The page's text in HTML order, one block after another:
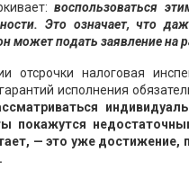
воспользоваться
Это означает, что
может подать заявление на
отсрочки налоговая
исполнения
покажутся
— это уже достижение,